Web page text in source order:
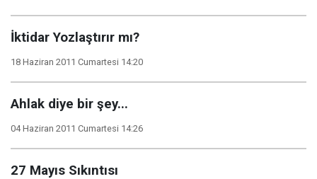
İktidar Yozlaştırır mı?
18 Haziran 2011 Cumartesi 14:20
Ahlak diye bir şey...
04 Haziran 2011 Cumartesi 14:26
27 Mayıs Sıkıntısı